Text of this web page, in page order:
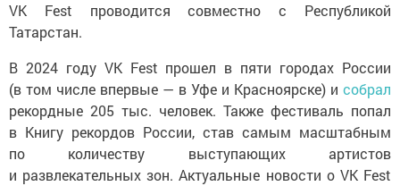
VK Fest проводится совместно с Республикой
Татарстан.
В 2024 году VK Fest прошел в пяти городах России
(в том числе впервые — в Уфе и Красноярске) и собрал
рекордные 205 тыс. человек. Также фестиваль попал
в Книгу рекордов России, став самым масштабным
по количеству выступающих артистов
и развлекательных зон. Актуальные новости о VK Fest